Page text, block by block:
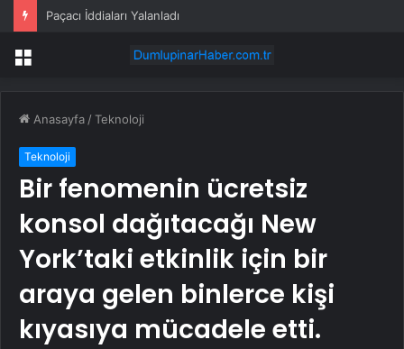
Paçacı İddiaları Yalanladı
Menü
Anasayfa /Teknoloji
Teknoloji
Bir fenomenin ücretsiz
konsol dağıtacağı New
York’taki etkinlik için bir
araya gelen binlerce kişi
kıyasıya mücadele etti.